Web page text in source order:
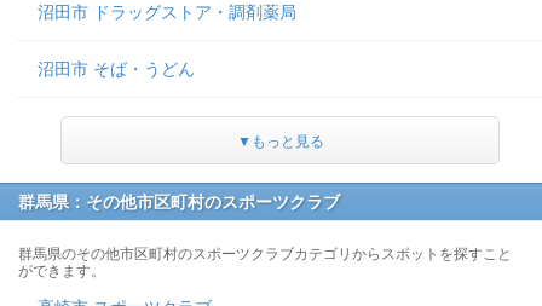
沼田市 ドラッグストア・調剤薬局
沼田市 そば・うどん
▼もっと見る
群馬県：その他市区町村のスポーツクラブ
群馬県のその他市区町村のスポーツクラブカテゴリからスポットを探すこと
ができます。